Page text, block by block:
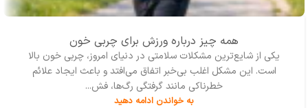
همه چیز درباره ورزش برای چربی خون
یکی از شایع‌ترین مشکلات سلامتی در دنیای امروز، چربی خون بالا
است. این مشکل اغلب بی‌خبر اتفاق می‌افتد و باعث ایجاد علائم
خطرناکی مانند گرفتگی رگ‌ها، فش...
به خواندن ادامه دهید